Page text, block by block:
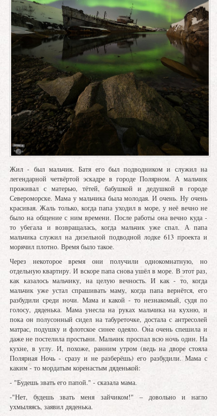
Жил - был мальчик. Батя его был подводником и служил на
легендарной четвёртой эскадре в городе Полярном. А мальчик
проживал с матерью, тётей, бабушкой и дедушкой в городе
Североморске. Мама у мальчика была молодая. И очень. Ну очень
красивая. Жаль только, когда папа уходил в море, у неё вечно не
было на общение с ним времени. После работы она вечно куда -
то убегала и возвращалась, когда мальчик уже спал. А папа
мальчика служил на дизельной подводной лодке 613 проекта и
морячил плотно. Время было такое.
Через некоторое время они получили однокомнатную, но
отдельную квартиру. И вскоре папа снова ушёл в море. В этот раз,
как казалось мальчику, на целую вечность. И как - то, когда
мальчик уже устал спрашивать маму, когда папа вернётся, его
разбудили среди ночи. Мама и какой - то незнакомый, судя по
голосу, дяденька. Мама унесла на руках мальчика на кухню, и
пока он полусонный сидел на табуреточке, достала с антресолей
матрас, подушку и флотское синее одеяло. Она очень спешила и
даже не постелила простыни. Мальчик проспал всю ночь один. На
кухне, в углу. И, похоже, ранним утром (ведь на дворе стояла
Полярная Ночь - сразу и не разберёшь) его разбудили. Мама с
каким - то мордатым коренастым дяденькой:
- "Будешь звать его папой." - сказала мама.
-"Нет, будешь звать меня зайчиком!" – довольно и нагло
ухмыляясь, заявил дяденька.